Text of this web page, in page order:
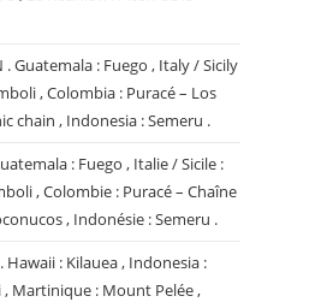
. Guatemala : Fuego , Italy / Sicily
, Colombia : Puracé – Los
chain , Indonesia : Semeru .
: Fuego , Italie / Sicile :
, Colombie : Puracé – Chaîne
, Indonésie : Semeru .
Hawaii : Kilauea , Indonesia :
Martinique : Mount Pelée ,